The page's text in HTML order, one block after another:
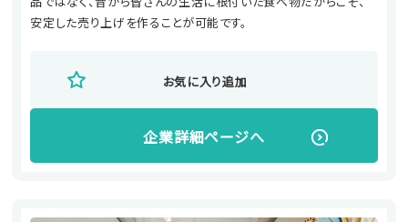
安定した売り上げを作ることが可能です。
お気に入り追加
企業詳細ページへ